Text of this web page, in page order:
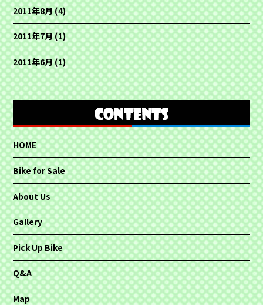
2011年8月(4)
2011年7月(1)
2011年6月(1)
HOME
Bike for Sale
About Us
Gallery
Pick Up Bike
Q&A
Map